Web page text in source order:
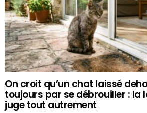
On croit qu’un chat laissé
toujours par se débrouiller : la
juge tout autrement